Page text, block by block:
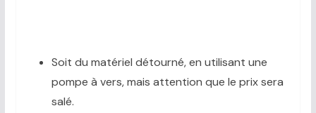
Soit du matériel détourné, en utilisant une
pompe à vers, mais attention que le prix sera
salé.